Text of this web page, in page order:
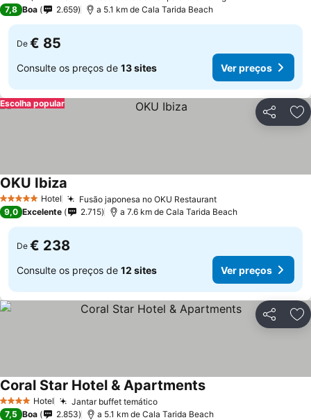
7,8 Boa 2.659 a 5.1 km de Cala Tarida Beach
De € 85
Consulte os preços de 13 sites Ver preços
Partilhar
Escolha popular
5 Estrelas Hotel Fusão japonesa no OKU RestaurantVer preços
OKU Ibiza
9,0 Excelente 2.715 a 7.6 km de Cala Tarida Beach
De € 238
Consulte os preços de 12 sites Ver preços
Partilhar
4 EstrelasHotel Jantar buffet temáticoVer preços
Coral Star Hotel & ApartmentsVer preços
7,5 Boa 2.853 a 5.1 km de Cala Tarida Beach